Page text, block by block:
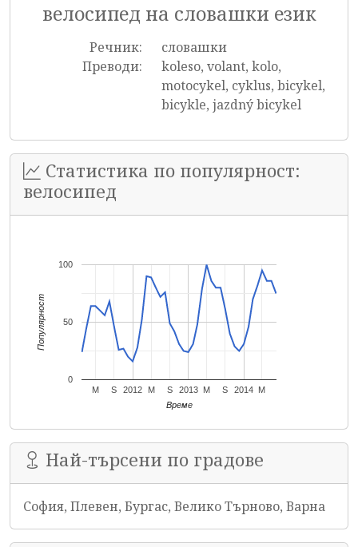
велосипед на словашки език
Речник:
словашки
Преводи:
koleso, volant, kolo,
motocykel, cyklus, bicykel,
bicykle, jazdný bicykel
Статистика по популярност:
велосипед
2012 2013 2014
M S M S M S M
0
50
100
Време
Популярност
Най-търсени по градове
София, Плевен, Бургас, Велико Търново, Варна